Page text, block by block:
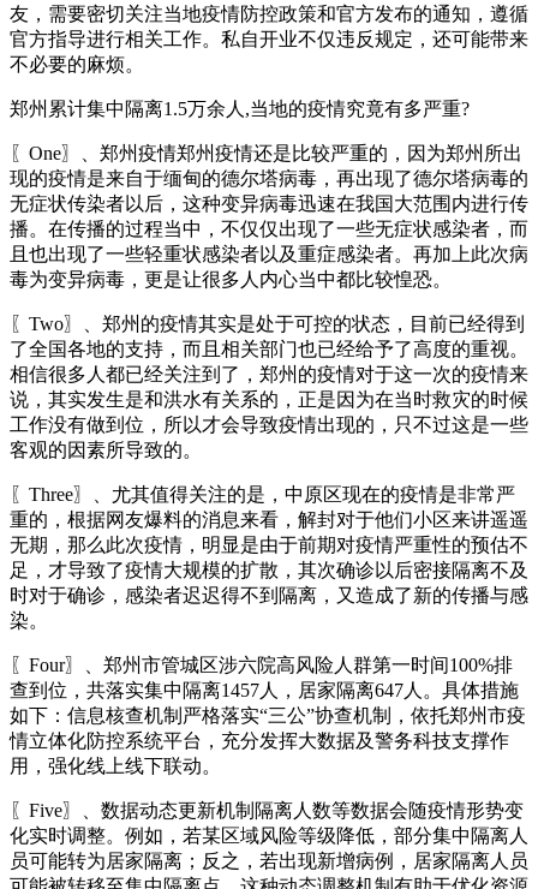
友，需要密切关注当地疫情防控政策和官方发布的通知，遵循
官方指导进行相关工作。私自开业不仅违反规定，还可能带来
不必要的麻烦。
郑州累计集中隔离1.5万余人,当地的疫情究竟有多严重?
〖One〗、郑州疫情郑州疫情还是比较严重的，因为郑州所出
现的疫情是来自于缅甸的德尔塔病毒，再出现了德尔塔病毒的
无症状传染者以后，这种变异病毒迅速在我国大范围内进行传
播。在传播的过程当中，不仅仅出现了一些无症状感染者，而
且也出现了一些轻重状感染者以及重症感染者。再加上此次病
毒为变异病毒，更是让很多人内心当中都比较惶恐。
〖Two〗、郑州的疫情其实是处于可控的状态，目前已经得到
了全国各地的支持，而且相关部门也已经给予了高度的重视。
相信很多人都已经关注到了，郑州的疫情对于这一次的疫情来
说，其实发生是和洪水有关系的，正是因为在当时救灾的时候
工作没有做到位，所以才会导致疫情出现的，只不过这是一些
客观的因素所导致的。
〖Three〗、尤其值得关注的是，中原区现在的疫情是非常严
重的，根据网友爆料的消息来看，解封对于他们小区来讲遥遥
无期，那么此次疫情，明显是由于前期对疫情严重性的预估不
足，才导致了疫情大规模的扩散，其次确诊以后密接隔离不及
时对于确诊，感染者迟迟得不到隔离，又造成了新的传播与感
染。
〖Four〗、郑州市管城区涉六院高风险人群第一时间100%排
查到位，共落实集中隔离1457人，居家隔离647人。具体措施
如下：信息核查机制严格落实“三公”协查机制，依托郑州市疫
情立体化防控系统平台，充分发挥大数据及警务科技支撑作
用，强化线上线下联动。
〖Five〗、数据动态更新机制隔离人数等数据会随疫情形势变
化实时调整。例如，若某区域风险等级降低，部分集中隔离人
员可能转为居家隔离；反之，若出现新增病例，居家隔离人员